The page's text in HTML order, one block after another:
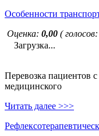
Особенности
Оценка: 0,00 ( голосов:
Загрузка...
Перевозка пациентов
медицинского
Читать далее >>>